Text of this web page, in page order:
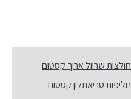
חולצות שרוול ארוך קסטום
חליפות טריאתלון קסטום